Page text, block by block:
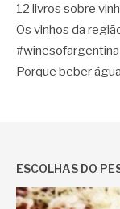
12 livros sobre
Os vinhos da
#winesofargentina
Porque beber
ESCOLHAS DO